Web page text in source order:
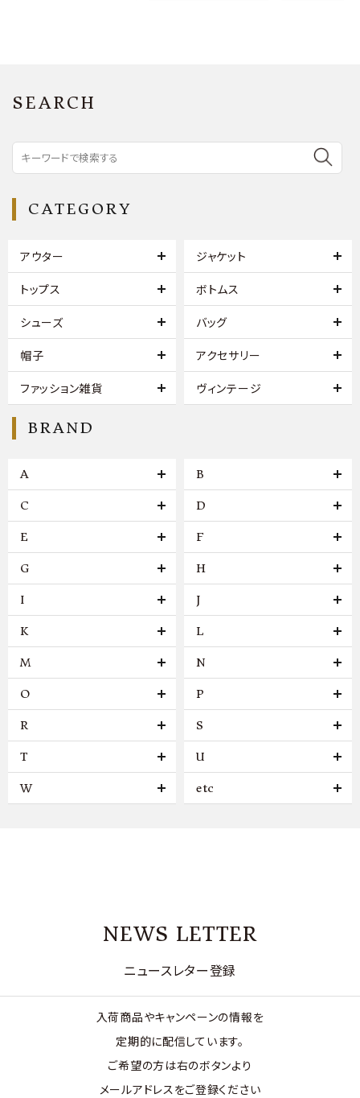
SEARCH
CATEGORY
アウター ジャケット
トップス ボトムス
シューズ バッグ
帽子 アクセサリー
ファッション雑貨 ヴィンテージ
BRAND
A B
C D
E F
G H
I J
K L
M N
O P
R S
T U
W etc
NEWS LETTER
ニュースレター登録
入荷商品やキャンペーンの情報を
定期的に配信しています。
ご希望の方は右のボタンより
メールアドレスをご登録ください